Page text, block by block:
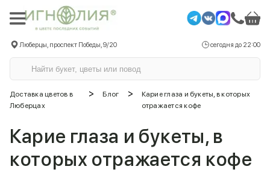
Люберцы, проспект Победы, 9/20 сегодня до 22:00
Доставка цветов в
Люберцах
> Блог >
Карие глаза и букеты, в которых
отражается кофе
Карие глаза и букеты, в
которых отражается кофе